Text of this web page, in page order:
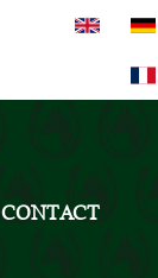
CONTACT